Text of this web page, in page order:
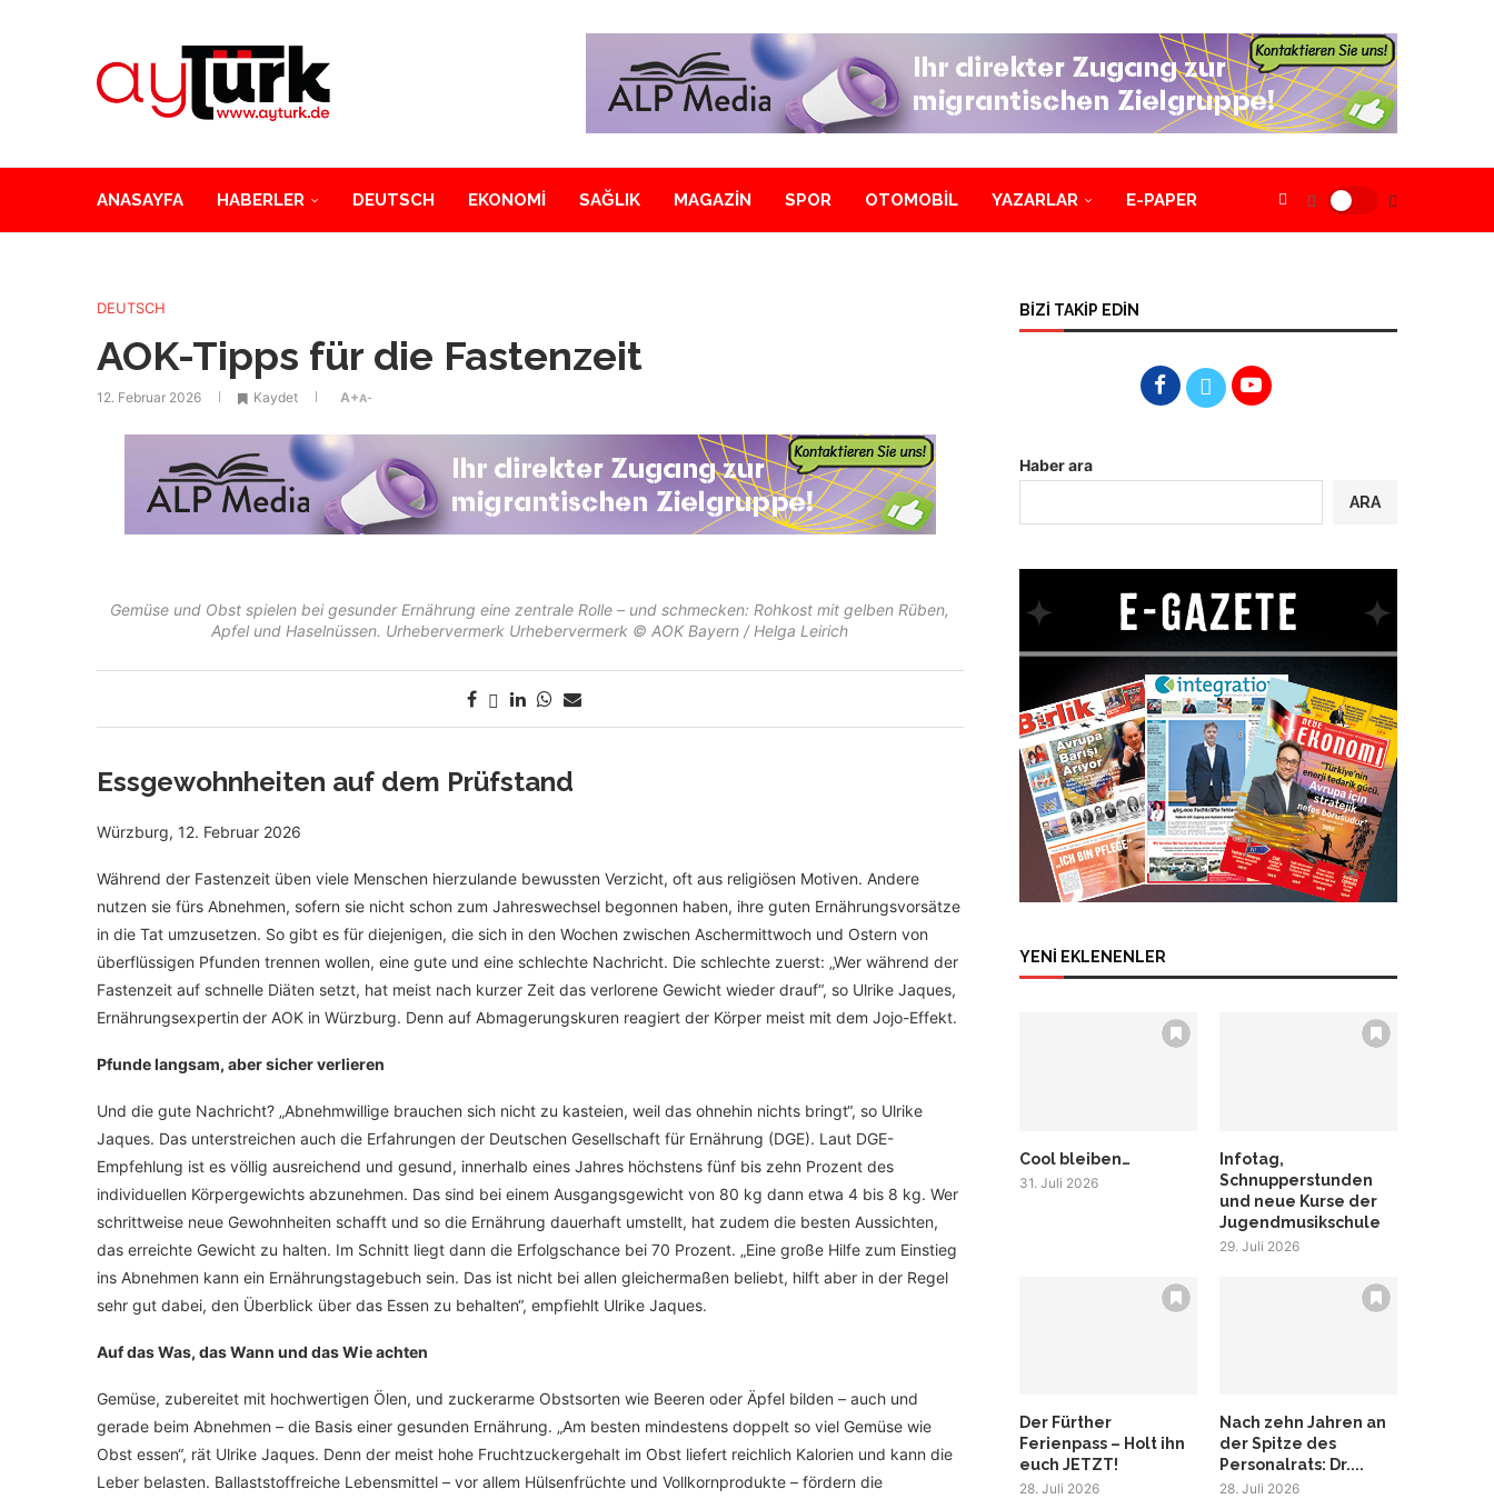
ANASAYFA HABERLER DEUTSCH EKONOMİ SAĞLIK MAGAZİN SPOR OTOMOBİL YAZARLAR E-PAPER
DEUTSCH
AOK-Tipps für die Fastenzeit
12. Februar 2026 Kaydet A+A-
Gemüse und Obst spielen bei gesunder Ernährung eine zentrale Rolle – und schmecken: Rohkost mit gelben Rüben,
Apfel und Haselnüssen. Urhebervermerk Urhebervermerk © AOK Bayern / Helga Leirich
Essgewohnheiten auf dem Prüfstand
Würzburg, 12. Februar 2026
Während der Fastenzeit üben viele Menschen hierzulande bewussten Verzicht, oft aus religiösen Motiven. Andere
nutzen sie fürs Abnehmen, sofern sie nicht schon zum Jahreswechsel begonnen haben, ihre guten Ernährungsvorsätze
in die Tat umzusetzen. So gibt es für diejenigen, die sich in den Wochen zwischen Aschermittwoch und Ostern von
überflüssigen Pfunden trennen wollen, eine gute und eine schlechte Nachricht. Die schlechte zuerst: „Wer während der
Fastenzeit auf schnelle Diäten setzt, hat meist nach kurzer Zeit das verlorene Gewicht wieder drauf“, so Ulrike Jaques,
Ernährungsexpertin der AOK in Würzburg. Denn auf Abmagerungskuren reagiert der Körper meist mit dem Jojo-Effekt.
Pfunde langsam, aber sicher verlieren
Und die gute Nachricht? „Abnehmwillige brauchen sich nicht zu kasteien, weil das ohnehin nichts bringt“, so Ulrike
Jaques. Das unterstreichen auch die Erfahrungen der Deutschen Gesellschaft für Ernährung (DGE). Laut DGE-
Empfehlung ist es völlig ausreichend und gesund, innerhalb eines Jahres höchstens fünf bis zehn Prozent des
individuellen Körpergewichts abzunehmen. Das sind bei einem Ausgangsgewicht von 80 kg dann etwa 4 bis 8 kg. Wer
schrittweise neue Gewohnheiten schafft und so die Ernährung dauerhaft umstellt, hat zudem die besten Aussichten,
das erreichte Gewicht zu halten. Im Schnitt liegt dann die Erfolgschance bei 70 Prozent. „Eine große Hilfe zum Einstieg
ins Abnehmen kann ein Ernährungstagebuch sein. Das ist nicht bei allen gleichermaßen beliebt, hilft aber in der Regel
sehr gut dabei, den Überblick über das Essen zu behalten“, empfiehlt Ulrike Jaques.
Auf das Was, das Wann und das Wie achten
Gemüse, zubereitet mit hochwertigen Ölen, und zuckerarme Obstsorten wie Beeren oder Äpfel bilden – auch und
gerade beim Abnehmen – die Basis einer gesunden Ernährung. „Am besten mindestens doppelt so viel Gemüse wie
Obst essen“, rät Ulrike Jaques. Denn der meist hohe Fruchtzuckergehalt im Obst liefert reichlich Kalorien und kann die
Leber belasten. Ballaststoffreiche Lebensmittel – vor allem Hülsenfrüchte und Vollkornprodukte – fördern die
BİZİ TAKİP EDİN
Haber ara
ARA
YENİ EKLENENLER
Cool bleiben…
31. Juli 2026
Infotag,
Schnupperstunden
und neue Kurse der
Jugendmusikschule
29. Juli 2026
Der Fürther
Ferienpass – Holt ihn
euch JETZT!
28. Juli 2026
Nach zehn Jahren an
der Spitze des
Personalrats: Dr....
28. Juli 2026